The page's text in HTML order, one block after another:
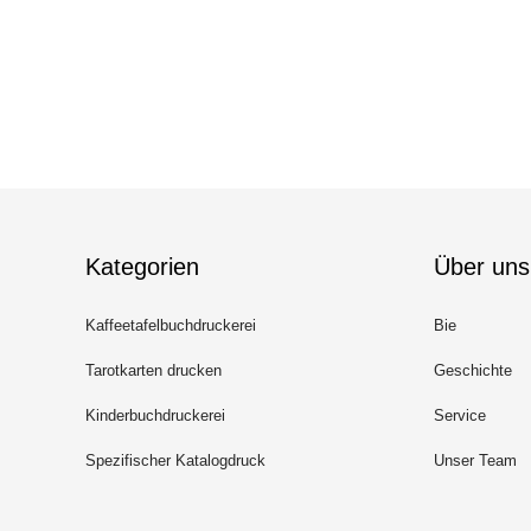
Kategorien
Kaffeetafelbuchdruckerei
Tarotkarten drucken
Kinderbuchdruckerei
Spezifischer Katalogdruck
Über uns
Bie
Geschichte
Service
Unser Team